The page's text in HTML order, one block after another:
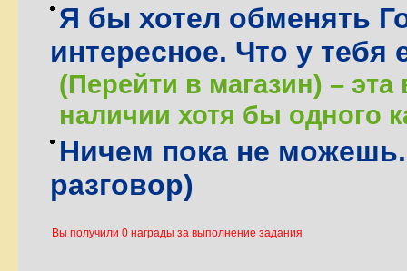
Я бы хотел обменять
интересное. Что у тебя
(Перейти в магазин) – эта
наличии хотя бы одного
Ничем пока не
разговор)
Вы получили 0 награды за выполнение задания